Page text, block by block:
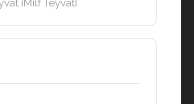
[Milf Teyvat]